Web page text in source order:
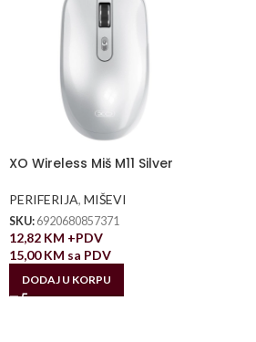
XO Wireless Miš M11 Silver
PERIFERIJA, MIŠEVI
SKU: 6920680857371
12,82 KM +PDV
15,00KM sa PDV
DODAJ U KORPU